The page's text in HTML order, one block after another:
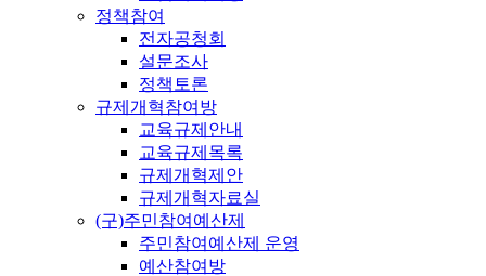
정책참여
전자공청회
설문조사
정책토론
규제개혁참여방
교육규제안내
교육규제목록
규제개혁제안
규제개혁자료실
(구)주민참여예산제
주민참여예산제 운영
예산참여방